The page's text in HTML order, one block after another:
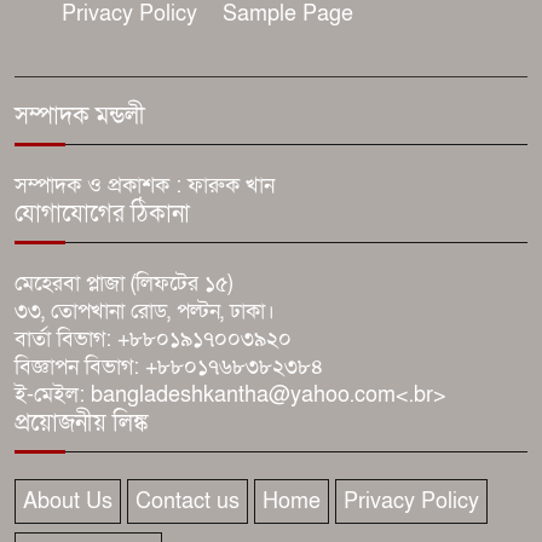
ফোল্ডেবল ‘ম্যাজিক ভি৬’
সুস্থ সংস্কৃতি ও দায়িত্বশীল
সাংবাদিকতা গঠনে তরুণ
একটি হুইল চেয়ারই বদলে দিতে পারে
প্রতিবন্ধী দীপঙ্করের জীবন
‘চাঁদা না দিলে রাস্তায় পড়ে থাকবে
লাশ’: হিন্দু পল্লীতে আতঙ্ক
Privacy Policy
Sample Page
সম্পাদক মন্ডলী
সম্পাদক ও প্রকাশক : ফারুক খান
যোগাযোগের ঠিকানা
মেহেরবা প্লাজা (লিফটের ১৫)
৩৩, তোপখানা রোড, পল্টন, ঢাকা।
বার্তা বিভাগ: +৮৮০১৯১৭০০৩৯২০
বিজ্ঞাপন বিভাগ: +৮৮০১৭৬৮৩৮২৩৮৪
ই-মেইল: bangladeshkantha@yahoo.com<.br>
প্রয়োজনীয় লিঙ্ক
About Us Contact us Home
Privacy Policy